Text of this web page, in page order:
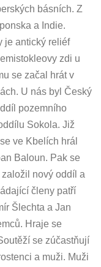
básních. Z
a Indie.
je antický reliéf
zdi u
se začal hrát v
U nás byl Český
pozemního
Sokola. Již
ve Kbelích hrál
Baloun. Pak se
nový oddíl a
členy patří
Šlechta a Jan
Hraje se
se zúčastňují
a muži. Muži